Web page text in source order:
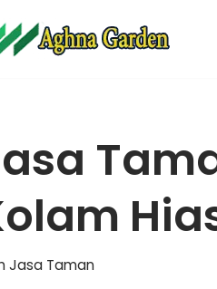
Jasa Taman